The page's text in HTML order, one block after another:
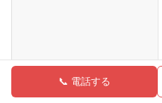
📞 電話する